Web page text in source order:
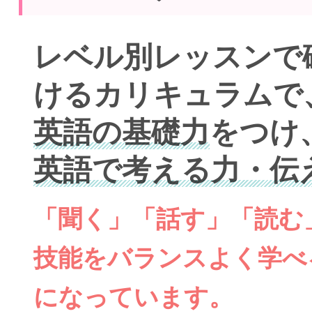
レベル別レッスン
けるカリキュラムで
英語の基礎力をつけ
英語で考える力・伝
「聞く」「話す」「読
技能をバランスよく学
になっています。